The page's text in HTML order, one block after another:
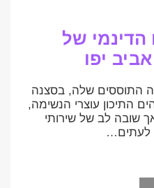
של
יפו
התוססים שלה, בסצנה
התיכון עוצרי הנשימה,
שובה לב של שירותי
לעתים…